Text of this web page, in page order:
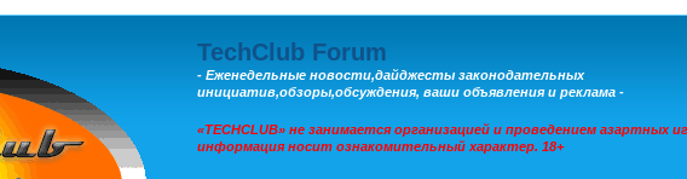
TechClub Forum
- Еженедельные новости,дайджесты законодательных
инициатив,обзоры,обсуждения, ваши объявления и реклама -
«TECHCLUB» не занимается организацией и проведением азартных
информация носит ознакомительный характер. 18+